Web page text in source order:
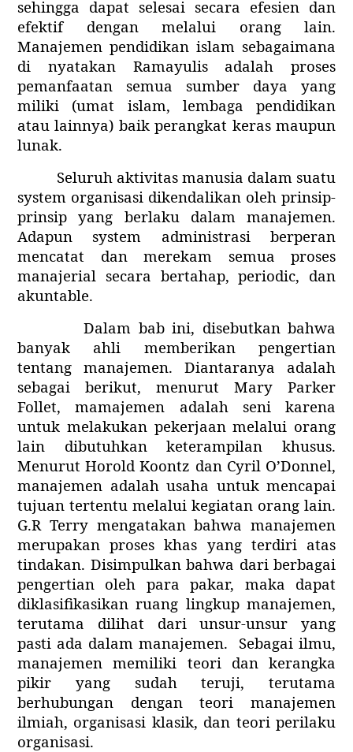
sehingga dapat selesai secara efesien dan
efektif
dengan
melalui orang lain.
Manajemen pendidikan islam sebagaimana
di nyatakan Ramayulis adalah proses
pemanfaatan semua sumber
daya yang
miliki (umat
islam, lembaga
pendidikan
atau lainnya) baik perangkat keras maupun
lunak.
Seluruh aktivitas manusia dalam suatu
system organisasi dikendalikan oleh prinsip-
prinsip yang berlaku
dalam
manajemen.
Adapun system administrasi
berperan
mencatat
dan merekam
semua proses
manajerial secara bertahap, periodic, dan
akuntable.
Dalam bab ini, disebutkan bahwa
banyak
ahli memberikan
pengertian
tentang manajemen. Diantaranya adalah
sebagai berikut, menurut Mary Parker
Follet, mamajemen adalah seni karena
untuk melakukan pekerjaan melalui orang
lain dibutuhkan keterampilan khusus.
Menurut Horold Koontz dan Cyril O’Donnel,
manajemen adalah usaha untuk mencapai
tujuan tertentu melalui kegiatan orang lain.
G.R Terry mengatakan bahwa manajemen
merupakan proses khas yang terdiri atas
tindakan. Disimpulkan bahwa dari berbagai
pengertian oleh para pakar, maka dapat
diklasifikasikan ruang lingkup manajemen,
terutama dilihat dari unsur-unsur yang
pasti ada dalam manajemen.
Sebagai ilmu,
manajemen memiliki teori dan kerangka
pikir yang sudah teruji, terutama
berhubungan dengan teori manajemen
ilmiah, organisasi klasik, dan teori perilaku
organisasi.